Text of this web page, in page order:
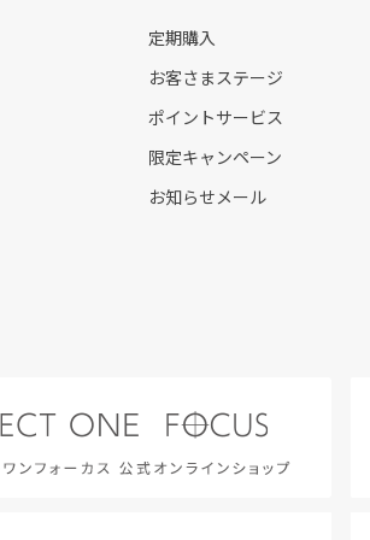
定期購入
お客さまステージ
ポイントサービス
限定キャンペーン
お知らせメール